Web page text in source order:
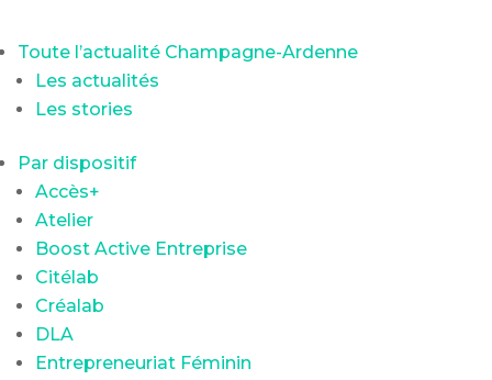
Toute l’actualité Champagne-Ardenne
Les actualités
Les stories
Par dispositif
Accès+
Atelier
Boost Active Entreprise
Citélab
Créalab
DLA
Entrepreneuriat Féminin